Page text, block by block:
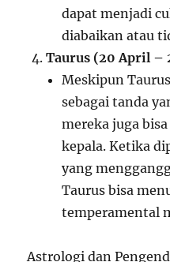
dapat menjadi
diabaikan atau
Taurus (20 April –
Meskipun
sebagai tanda
mereka juga
kepala. Ketika
yang
Taurus bisa
temperamental
Astrologi dan